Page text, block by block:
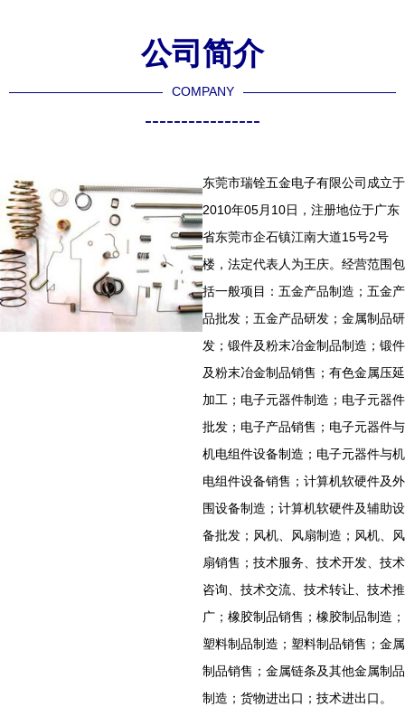
公司简介
COMPANY
----------------
东莞市瑞铨五金电子有限公司成立于
2010年05月10日，注册地位于广东
省东莞市企石镇江南大道15号2号
楼，法定代表人为王庆。经营范围包
括一般项目：五金产品制造；五金产
品批发；五金产品研发；金属制品研
发；锻件及粉末冶金制品制造；锻件
及粉末冶金制品销售；有色金属压延
加工；电子元器件制造；电子元器件
批发；电子产品销售；电子元器件与
机电组件设备制造；电子元器件与机
电组件设备销售；计算机软硬件及外
围设备制造；计算机软硬件及辅助设
备批发；风机、风扇制造；风机、风
扇销售；技术服务、技术开发、技术
咨询、技术交流、技术转让、技术推
广；橡胶制品销售；橡胶制品制造；
塑料制品制造；塑料制品销售；金属
制品销售；金属链条及其他金属制品
制造；货物进出口；技术进出口。